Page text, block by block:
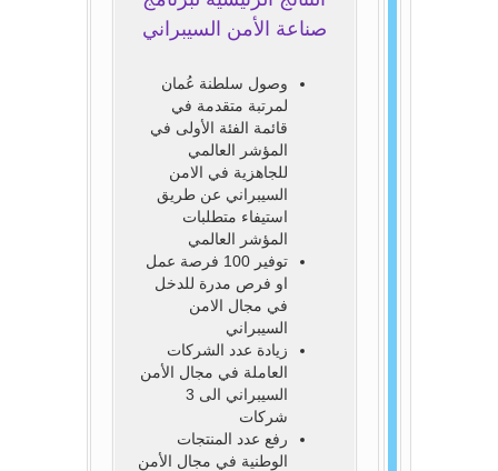
صناعة الأمن السيبراني
وصول سلطنة عُمان
لمرتبة متقدمة في
قائمة الفئة الأولى في
المؤشر العالمي
للجاهزية في الامن
السيبراني عن طريق
استيفاء متطلبات
المؤشر العالمي
توفير 100 فرصة عمل
او فرص مدرة للدخل
في مجال الامن
السيبراني
زيادة عدد الشركات
العاملة في مجال الأمن
السيبراني الى 3
شركات
رفع عدد المنتجات
الوطنية في مجال الأمن